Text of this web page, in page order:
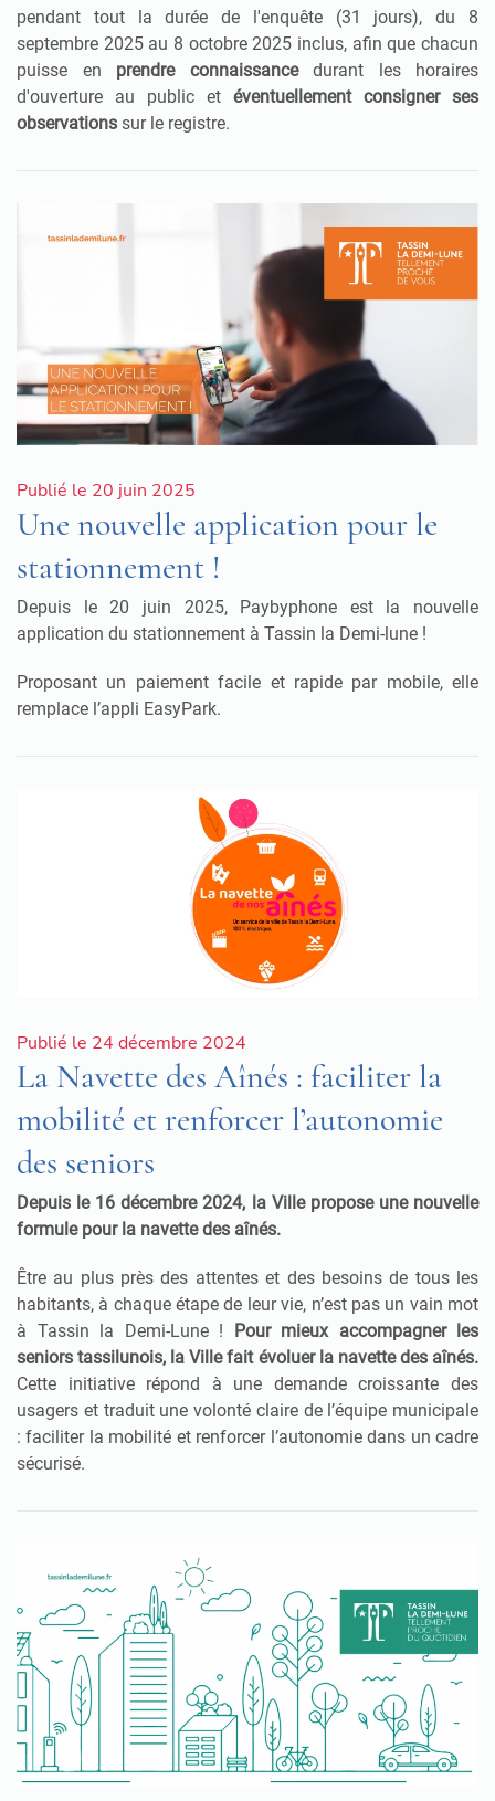
pendant tout la durée de l'enquête (31 jours), du 8
septembre 2025 au 8 octobre 2025 inclus, afin que chacun
puisse en prendre connaissance durant les horaires
d'ouverture au public et éventuellement consigner ses
observations sur le registre.
Publié le 20 juin 2025
Une nouvelle application pour le
stationnement !
Depuis le 20 juin 2025, Paybyphone est la nouvelle
application du stationnement à Tassin la Demi-lune !
Proposant un paiement facile et rapide par mobile, elle
remplace l’appli EasyPark.
Publié le 24 décembre 2024
La Navette des Aînés : faciliter la
mobilité et renforcer l’autonomie
des seniors
Depuis le 16 décembre 2024, la Ville propose une nouvelle
formule pour la navette des aînés.
Être au plus près des attentes et des besoins de tous les
habitants, à chaque étape de leur vie, n’est pas un vain mot
à Tassin la Demi-Lune ! Pour mieux accompagner les
seniors tassilunois, la Ville fait évoluer la navette des aînés.
Cette initiative répond à une demande croissante des
usagers et traduit une volonté claire de l’équipe municipale
: faciliter la mobilité et renforcer l’autonomie dans un cadre
sécurisé.